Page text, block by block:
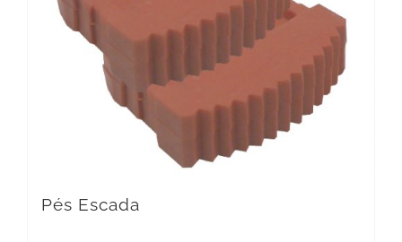
Pés Escada